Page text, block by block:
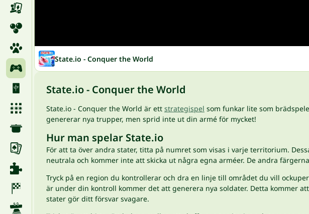
State.io - Conquer the World
State.io - Conquer the World
State.io - Conquer the World är ett strategispel som funkar lite som
genererar nya trupper, men sprid inte ut din armé för mycket!
Hur man spelar State.io
För att ta över andra stater, titta på numret som visas i varje territorium.
neutrala och kommer inte att skicka ut några egna arméer. De andra
Tryck på en region du kontrollerar och dra en linje till området du vill
är under din kontroll kommer det att generera nya soldater. Detta kommer
stater gör ditt försvar svagare.